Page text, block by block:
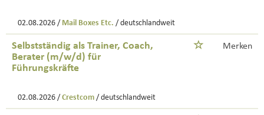
02.08.2026 / Mail Boxes Etc. / deutschlandweit
Selbstständig als Trainer, Coach,
Berater (m/w/d) für
Führungskräfte
Merken
02.08.2026 / Crestcom / deutschlandweit